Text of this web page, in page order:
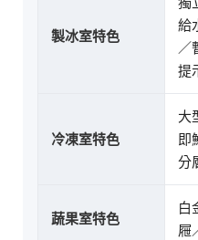
製冰室特色
給
／
提
冷凍室特色
大
即
分
蔬果室特色
白
屜